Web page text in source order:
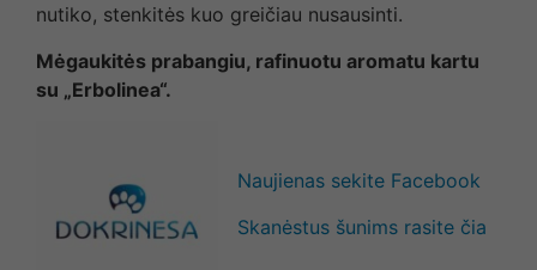
nutiko, stenkitės kuo greičiau nusausinti.
Mėgaukitės prabangiu, rafinuotu aromatu kartu
su „Erbolinea“.
Naujienas sekite Facebook
Skanėstus šunims rasite čia